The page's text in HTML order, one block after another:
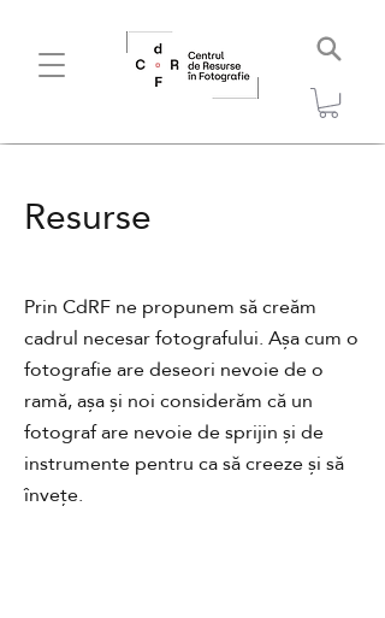
Resurse
Prin CdRF ne propunem să creăm
cadrul necesar fotografului. Așa cum o
fotografie are deseori nevoie de o
ramă, așa și noi considerăm că un
fotograf are nevoie de sprijin și de
instrumente pentru ca să creeze și să
învețe.